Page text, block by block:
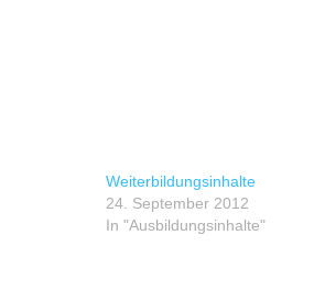
Weiterbildungsinhalte
24. September 2012
In "Ausbildungsinhalte"